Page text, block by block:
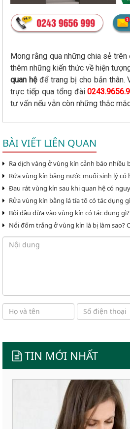
Mong rằng qua những chia sẻ
thêm những kiến thức về hiện
quan hệđể trang bị cho bản thân.
trực tiếp qua tổng đài
tư vấn nếu vẫn còn những thắc
BÀI VIẾT LIÊN QUAN
Ra dịch vàng ở vùng kín cảnh báo nhiều
Rửa vùng kín bằng nước muối sinh lý có
Đau rát vùng kín sau khi quan hệ có
Rửa vùng kín bằng lá tía tô có tác dụng
Bôi dầu dừa vào vùng kín có tác dụng
Nổi đốm trắng ở vùng kín là bị làm sao?
TIN MỚI NHẤT